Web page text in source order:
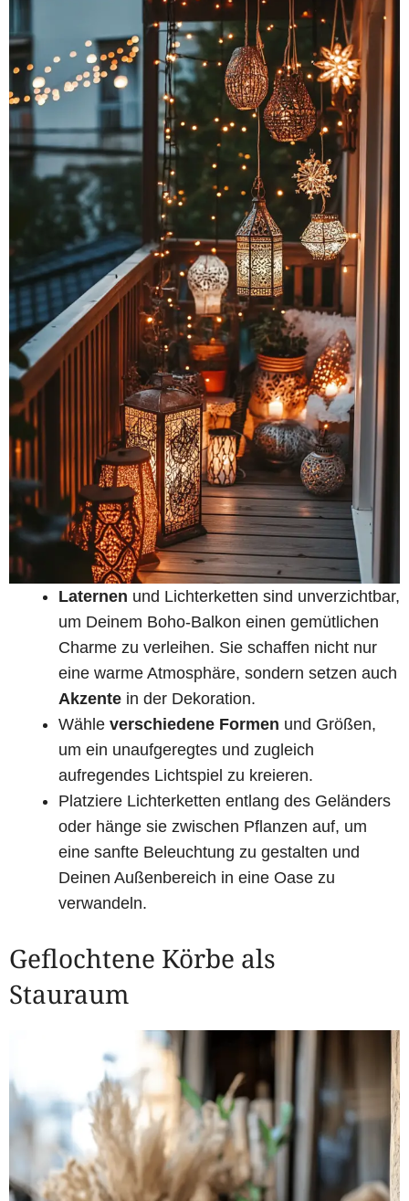
Laternen und Lichterketten sind unverzichtbar,
um Deinem Boho-Balkon einen gemütlichen
Charme zu verleihen. Sie schaffen nicht nur
eine warme Atmosphäre, sondern setzen auch
Akzente in der Dekoration.
Wähle verschiedene Formen und Größen,
um ein unaufgeregtes und zugleich
aufregendes Lichtspiel zu kreieren.
Platziere Lichterketten entlang des Geländers
oder hänge sie zwischen Pflanzen auf, um
eine sanfte Beleuchtung zu gestalten und
Deinen Außenbereich in eine Oase zu
verwandeln.
Geflochtene Körbe als
Stauraum